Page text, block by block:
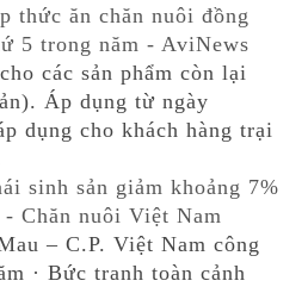
thức ăn chăn nuôi đồng
5 trong năm - AviNews
các sản phẩm còn lại
Áp dụng từ ngày
dụng cho khách hàng trại
sinh sản giảm khoảng 7%
Chăn nuôi Việt Nam
– C.P. Việt Nam công
· Bức tranh toàn cảnh